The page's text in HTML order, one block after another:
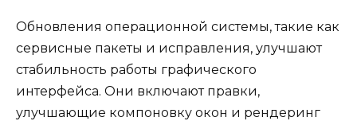
Обновления операционной системы, такие как
сервисные пакеты и исправления, улучшают
стабильность работы графического
интерфейса. Они включают правки,
улучшающие компоновку окон и рендеринг